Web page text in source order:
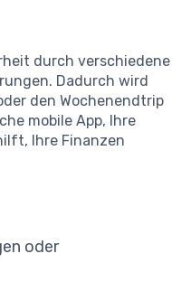
durch verschiedene
Dadurch wird
den Wochenendtrip
mobile App, Ihre
Ihre Finanzen
oder